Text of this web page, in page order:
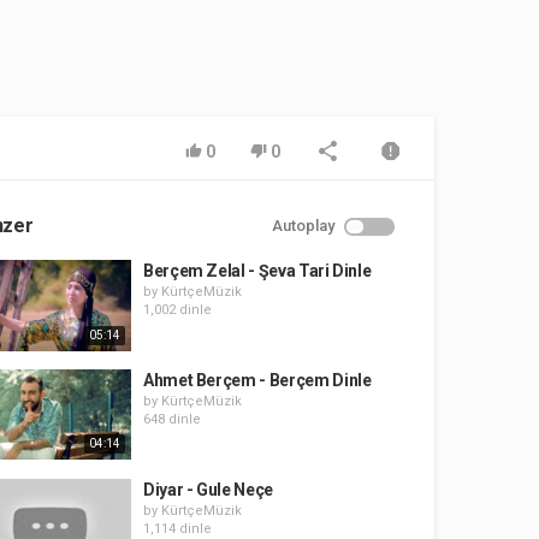
0 0
Autoplay
05:14
Berçem Zelal - Şeva Tari Dinle
by KürtçeMüzik
1,002 dinle
04:14
Ahmet Berçem - Berçem Dinle
by KürtçeMüzik
648 dinle
Diyar - Gule Neçe
by KürtçeMüzik
1,114 dinle